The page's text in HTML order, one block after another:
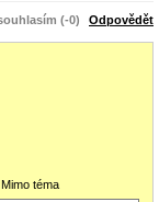
(-0) Odpovědět
Mimo téma